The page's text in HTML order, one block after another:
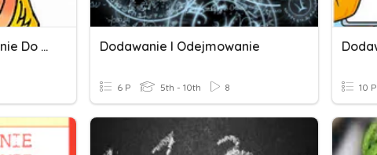
Dodawanie I Odejmowanie Do 10 Dodawanie I Odejmowanie
6 P 5th - 10th 8 10 P